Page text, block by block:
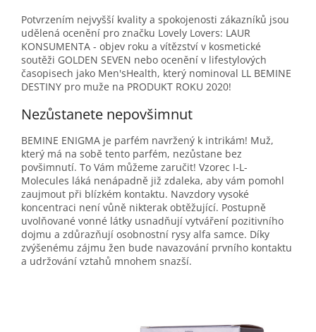
Potvrzením nejvyšší kvality a spokojenosti zákazníků jsou
udělená ocenění pro značku Lovely Lovers: LAUR
KONSUMENTA - objev roku a vítězství v kosmetické
soutěži GOLDEN SEVEN nebo ocenění v lifestylových
časopisech jako Men'sHealth, který nominoval LL BEMINE
DESTINY pro muže na PRODUKT ROKU 2020!
Nezůstanete nepovšimnut
BEMINE ENIGMA je parfém navržený k intrikám! Muž,
který má na sobě tento parfém, nezůstane bez
povšimnutí. To Vám můžeme zaručit! Vzorec I-L-
Molecules láká nenápadně již zdaleka, aby vám pomohl
zaujmout při blízkém kontaktu. Navzdory vysoké
koncentraci není vůně nikterak obtěžující. Postupně
uvolňované vonné látky usnadňují vytváření pozitivního
dojmu a zdůrazňují osobnostní rysy alfa samce. Díky
zvýšenému zájmu žen bude navazování prvního kontaktu
a udržování vztahů mnohem snazší.